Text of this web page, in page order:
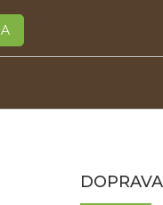
DOPRAVA